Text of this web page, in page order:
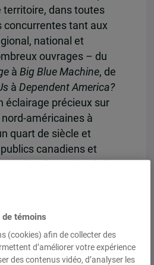
territoire, dans toutes
concurrentes tant aux
national et
ouvrages – du
à Big Blue Machine, de
à Dependent America?
éclairage précieux sur
américaines à
quart de siècle et
canadiens et
en Amérique du
angles, tant sur le
que sur le
Ses recherches se sont
concentrées sur la
témoins
(cookies) afin de collecter des
d’améliorer votre expérience
des contenus vidéo, d’analyser les